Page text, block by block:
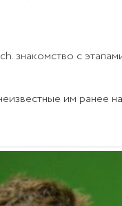
знакомство с
им ранее